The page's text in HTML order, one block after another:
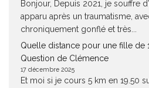
Bonjour, Depuis 2021, je souffre
apparu après un traumatisme,
chroniquement gonflé et très...
Quelle distance pour une fille de
Question de Clémence
17 décembre 2025
Et moi si je cours 5 km en 19.50